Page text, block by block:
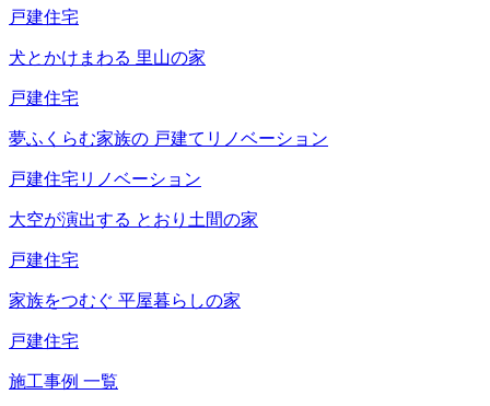
戸建住宅
犬とかけまわる 里山の家
戸建住宅
夢ふくらむ家族の 戸建てリノベーション
戸建住宅リノベーション
大空が演出する とおり土間の家
戸建住宅
家族をつむぐ 平屋暮らしの家
戸建住宅
施工事例 一覧